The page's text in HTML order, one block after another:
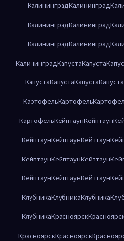
КалининградКалининград
КалининградКалининград
КалининградКалининград
КалининградКапустаКапуста
КапустаКапустаКапустаКапуста
КартофельКартофель
КартофельКейптаунКейптаун
КейптаунКейптаунКейптаун
КейптаунКейптаунКейптаун
КейптаунКейптаунКейптаун
КлубникаКлубникаКлубника
КлубникаКрасноярск
КрасноярскКрасноярск